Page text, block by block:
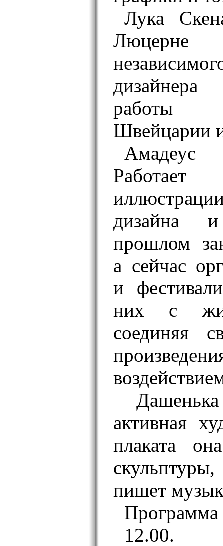
Лука
работы
Швейцарии
Амадеус
дизайна
прошлом
а сейчас
и
них с
соединяя
активная
плаката
пишет
Программа